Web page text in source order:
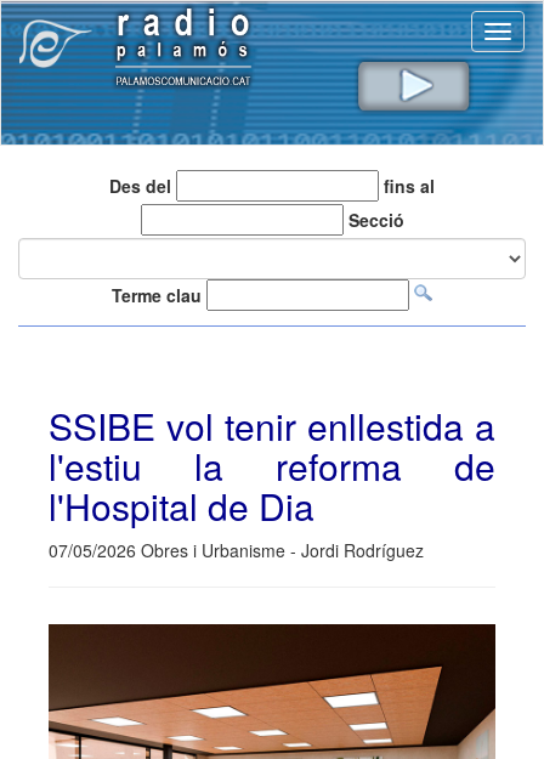
Des del
fins al
Secció
Terme clau
SSIBE vol tenir enllestida a
l'estiu la reforma de
l'Hospital de Dia
07/05/2026 Obres i Urbanisme - Jordi Rodríguez